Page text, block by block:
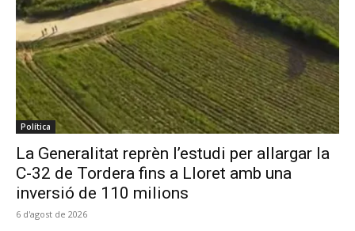
Política
La Generalitat reprèn l’estudi per allargar la
C-32 de Tordera fins a Lloret amb una
inversió de 110 milions
6 d'agost de 2026